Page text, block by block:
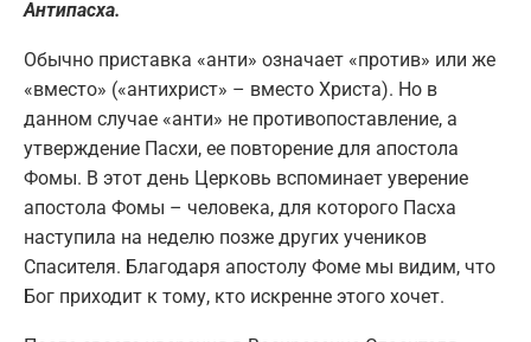
Антипасха.
Обычно приставка «анти» означает «против» или же
«вместо» («антихрист» – вместо Христа). Но в
данном случае «анти» не противопоставление, а
утверждение Пасхи, ее повторение для апостола
Фомы. В этот день Церковь вспоминает уверение
апостола Фомы – человека, для которого Пасха
наступила на неделю позже других учеников
Спасителя. Благодаря апостолу Фоме мы видим, что
Бог приходит к тому, кто искренне этого хочет.